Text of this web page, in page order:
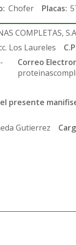
Chofer Placas:
COMPLETAS,
Los Laureles
Correo
presente
Gutierrez